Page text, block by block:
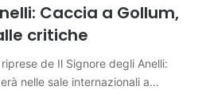
Caccia a Gollum,
critiche
de Il Signore degli Anelli:
nelle sale internazionali a…